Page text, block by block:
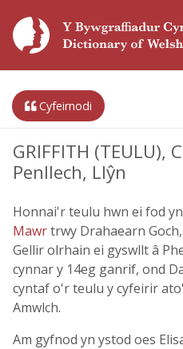
Cyfeirnodi
GRIFFITH (TEULU),
Penllech, Llŷn
Honnai'r teulu hwn ei fod
Mawrtrwy Drahaearn
Gellir olrhain ei gyswllt â
cynnar y 14eg ganrif, ond
cyntaf o'r teulu y cyfeirir
Amwlch.
Am gyfnod yn ystod oes